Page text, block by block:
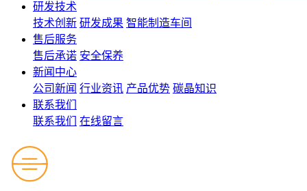
研发技术
技术创新 研发成果 智能制造车间
售后服务
售后承诺 安全保养
新闻中心
公司新闻 行业资讯 产品优势 碳晶知识
联系我们
联系我们
在线留言